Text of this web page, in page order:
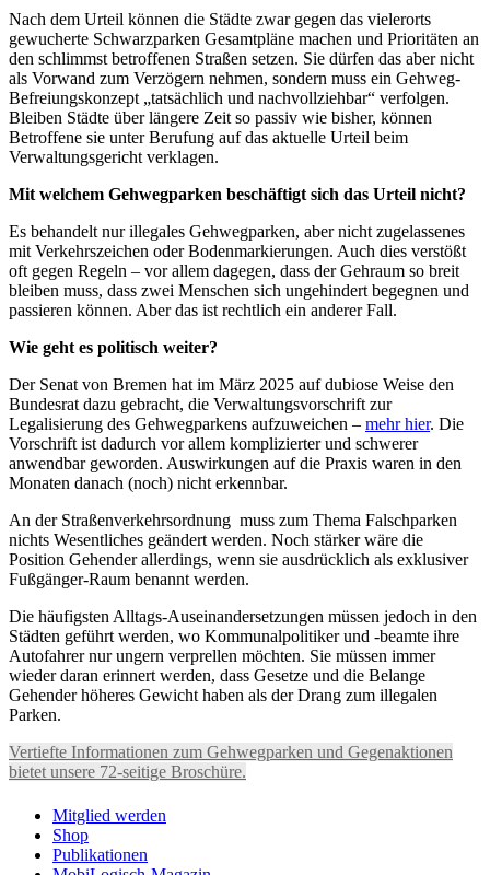
Nach dem Urteil können die Städte zwar gegen das vielerorts
gewucherte Schwarzparken Gesamtpläne machen und Prioritäten an
den schlimmst betroffenen Straßen setzen. Sie dürfen das aber nicht
als Vorwand zum Verzögern nehmen, sondern muss ein Gehweg-
Befreiungskonzept „tatsächlich und nachvollziehbar“ verfolgen.
Bleiben Städte über längere Zeit so passiv wie bisher, können
Betroffene sie unter Berufung auf das aktuelle Urteil beim
Verwaltungsgericht verklagen.
Mit welchem Gehwegparken beschäftigt sich das Urteil nicht?
Es behandelt nur illegales Gehwegparken, aber nicht zugelassenes
mit Verkehrszeichen oder Bodenmarkierungen. Auch dies verstößt
oft gegen Regeln – vor allem dagegen, dass der Gehraum so breit
bleiben muss, dass zwei Menschen sich ungehindert begegnen und
passieren können. Aber das ist rechtlich ein anderer Fall.
Wie geht es politisch weiter?
Der Senat von Bremen hat im März 2025 auf dubiose Weise den
Bundesrat dazu gebracht, die Verwaltungsvorschrift zur
Legalisierung des Gehwegparkens aufzuweichen – mehr hier. Die
Vorschrift ist dadurch vor allem komplizierter und schwerer
anwendbar geworden. Auswirkungen auf die Praxis waren in den
Monaten danach (noch) nicht erkennbar.
An der Straßenverkehrsordnung muss zum Thema Falschparken
nichts Wesentliches geändert werden. Noch stärker wäre die
Position Gehender allerdings, wenn sie ausdrücklich als exklusiver
Fußgänger-Raum benannt werden.
Die häufigsten Alltags-Auseinandersetzungen müssen jedoch in den
Städten geführt werden, wo Kommunalpolitiker und -beamte ihre
Autofahrer nur ungern verprellen möchten. Sie müssen immer
wieder daran erinnert werden, dass Gesetze und die Belange
Gehender höheres Gewicht haben als der Drang zum illegalen
Parken.
Vertiefte Informationen zum Gehwegparken und Gegenaktionen
bietet unsere 72-seitige Broschüre.
Mitglied werden
Shop
Publikationen